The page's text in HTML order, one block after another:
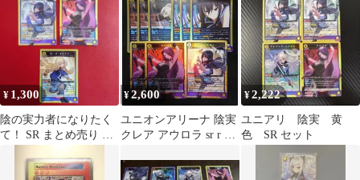
ロラ
¥ 1,300
陰の実力者になりたく
て！ SR まとめ売り ク
¥2,600
ユニオンアリーナ 陰実
クレア アウロラ sr r セ
¥2,222
ユニアリ 陰実 黄
色 SR セット